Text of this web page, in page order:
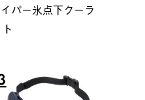
パー氷点下クーラ